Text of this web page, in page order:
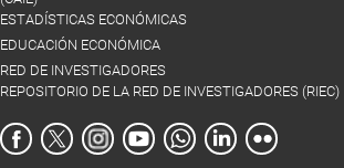
ESTADÍSTICAS ECONÓMICAS
EDUCACIÓN ECONÓMICA
RED DE INVESTIGADORES
REPOSITORIO DE LA RED DE INVESTIGADORES (RIEC)